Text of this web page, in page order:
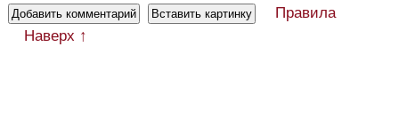
Правила
Наверх ↑